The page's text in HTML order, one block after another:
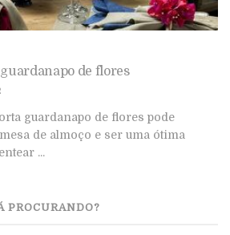
de flores
guardanapo de flores pode
de almoço e ser uma ótima
...
PROCURANDO?